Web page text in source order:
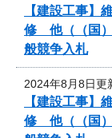
【建設工事
修 他（（国
般競争入札
2024年8月8日更
【建設工事
修 他（（国